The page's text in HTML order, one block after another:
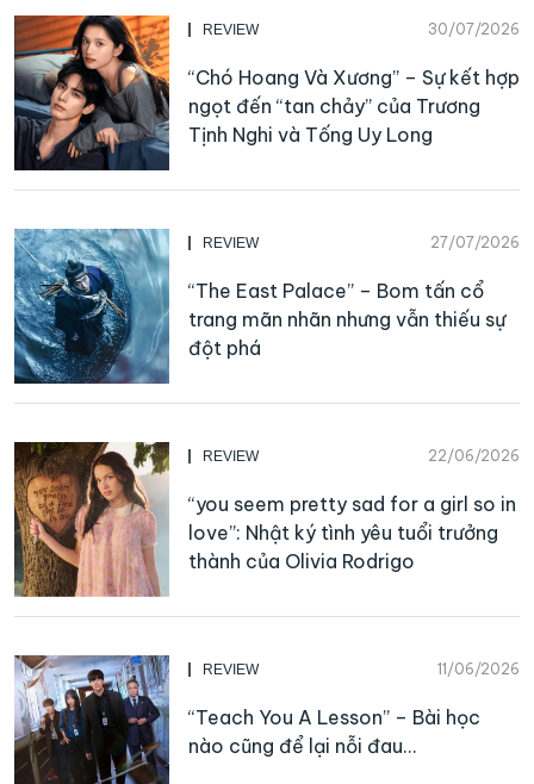
REVIEW 30/07/2026
“Chó Hoang Và Xương” – Sự kết hợp
ngọt đến “tan chảy” của Trương
Tịnh Nghi và Tống Uy Long
REVIEW 27/07/2026
“The East Palace” – Bom tấn cổ
trang mãn nhãn nhưng vẫn thiếu sự
đột phá
REVIEW 22/06/2026
“you seem pretty sad for a girl so in
love”: Nhật ký tình yêu tuổi trưởng
thành của Olivia Rodrigo
REVIEW 11/06/2026
“Teach You A Lesson” – Bài học
nào cũng để lại nỗi đau…